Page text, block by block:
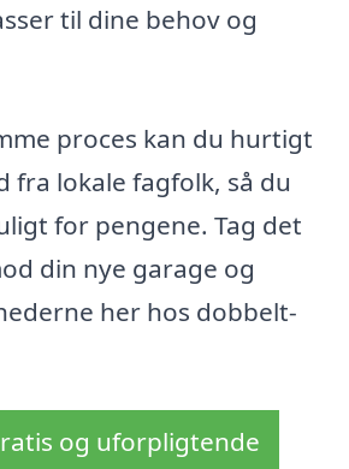
til dine behov og
proces kan du hurtigt
fra lokale fagfolk, så du
for pengene. Tag det
din nye garage og
her hos dobbelt-
og uforpligtende